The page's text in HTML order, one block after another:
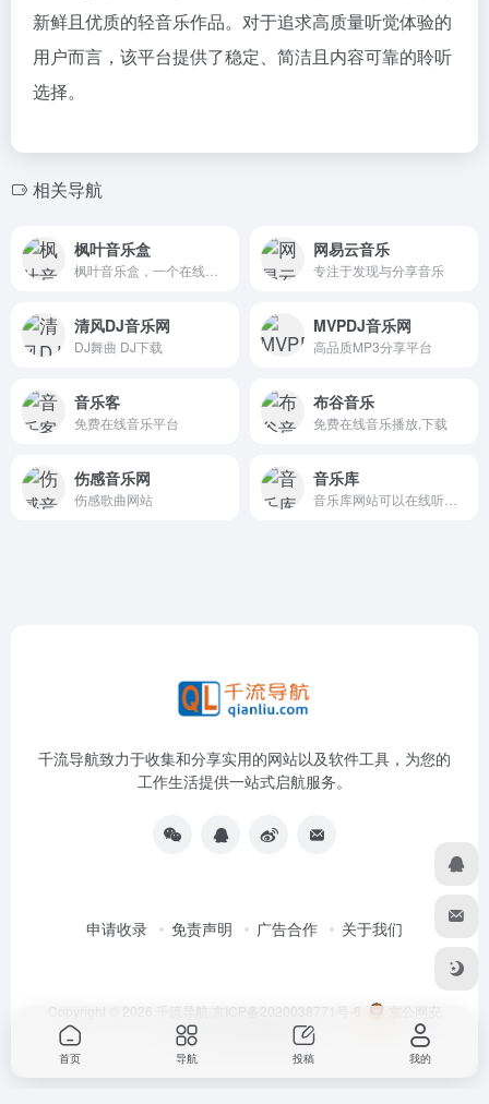
新鲜且优质的轻音乐作品。对于追求高质量听觉体验的
用户而言，该平台提供了稳定、简洁且内容可靠的聆听
选择。
相关导航
枫叶音乐盒 网易云音乐
专注于发现与分享音乐
清风DJ音乐网
DJ舞曲 DJ下载
MVPDJ音乐网
高品质MP3分享平台
音乐客
免费在线音乐平台
布谷音乐
免费在线音乐播放,下载
伤感音乐网
伤感歌曲网站
音乐库
千流导航致力于收集和分享实用的网站以及软件工具，为您的
工作生活提供一站式启航服务。
申请收录 免责声明 广告合作 关于我们
Copyright © 2026 千流导航 京ICP备2020038771号-6
京公网安
备11010502059096号
首页 导航 投稿 我的